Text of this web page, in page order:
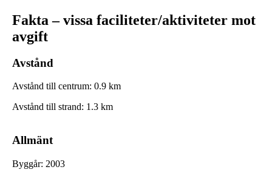
Fakta – vissa faciliteter/aktiviteter mot
avgift
Avstånd
Avstånd till centrum: 0.9 km
Avstånd till strand: 1.3 km
Allmänt
Byggår: 2003